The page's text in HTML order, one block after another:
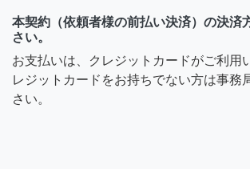
本契約（依頼者様の前払い決済）の決済
さい。
お支払いは、クレジットカードがご利用
レジットカードをお持ちでない方は事務
さい。